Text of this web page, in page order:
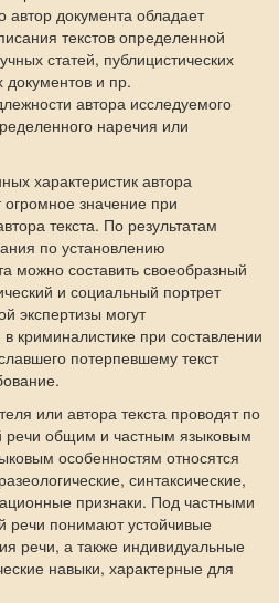
автор документа обладает
текстов определенной
статей, публицистических
и пр.
автора исследуемого
наречия или
характеристик автора
огромное значение при
текста. По результатам
по установлению
можно составить своеобразный
и социальный портрет
экспертизы могут
криминалистике при составлении
потерпевшему текст
или автора текста проводят по
общим и частным языковым
особенностям относятся
синтаксические,
признаки. Под частными
речи понимают устойчивые
речи, а также индивидуальные
навыки, характерные для